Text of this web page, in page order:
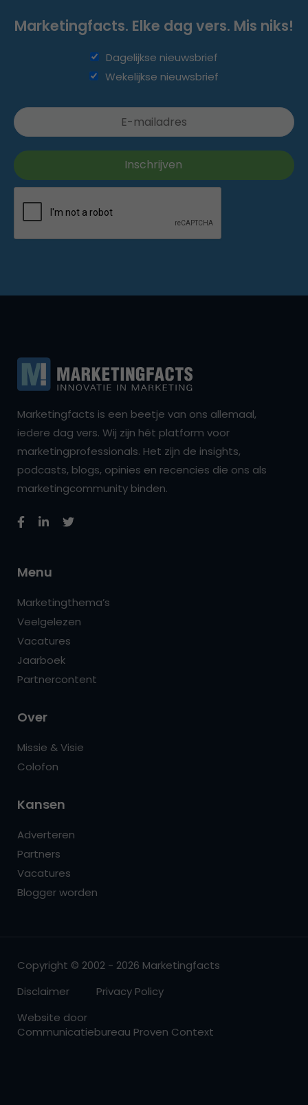
Marketingfacts. Elke dag vers. Mis niks!
Dagelijkse nieuwsbrief
Wekelijkse nieuwsbrief
Marketingfacts is een beetje van ons allemaal,
iedere dag vers. Wij zijn hét platform voor
marketingprofessionals. Het zijn de insights,
podcasts, blogs, opinies en recencies die ons als
marketingcommunity binden.
Menu
Marketingthema’s
Veelgelezen
Vacatures
Jaarboek
Partnercontent
Over
Missie & Visie
Colofon
Kansen
Adverteren
Partners
Vacatures
Blogger worden
Copyright © 2002 - 2026 Marketingfacts
Disclaimer
Privacy Policy
Website door
Communicatiebureau Proven Context